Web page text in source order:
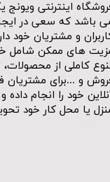
اینترنتی ویونج
باشد که سعی در
و مشتریان خود
های ممکن شامل
کاملی از
و ...برای مشتریان
خود را انجام
یا محل کار خود